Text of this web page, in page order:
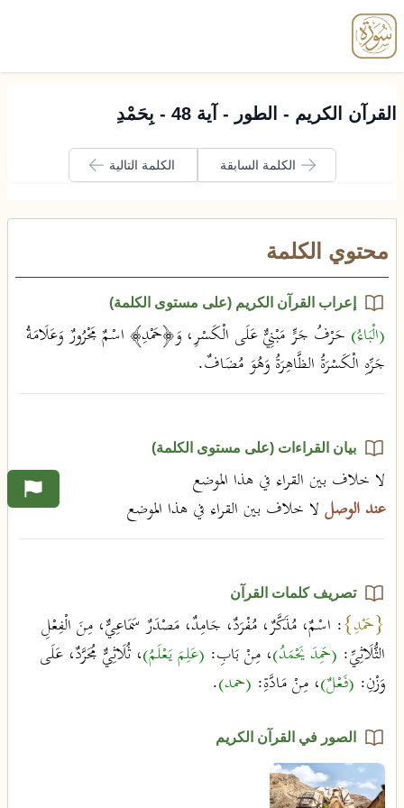
القرآن الكريم - الطور - آية 48 - بِحَمْدِ
الكلمة السابقة الكلمة التالية
محتوي الكلمة
إعراب القرآن الكريم (على مستوى الكلمة)
(الْبَاءُ) حَرْفُ جَرٍّ مَبْنِيٌّ عَلَى الْكَسْرِ، وَ﴿حَمْدِ﴾ اسْمٌ مَجْرُورٌ وَعَلَامَةُ
جَرِّهِ الْكَسْرَةُ الظَّاهِرَةُ وَهُوَ مُضَافٌ.
بيان القراءات (على مستوى الكلمة)
لا خلاف بين القراء في هذا الموضع
عند الوصللا خلاف بين القراء في هذا الموضع
تصريف كلمات القرآن
{حَمْدِ}: اسْمٌ، مُذَكَّرٌ، مُفْرَدٌ، جَامِدٌ، مَصْدَرٌ سَمَاعِيٌّ، مِنَ الْفِعْلِ
الثُّلَاثِيِّ: (حَمِدَ يَحْمَدُ)، مِنْ بَابِ: (عَلِمَ يَعْلَمُ)، ثُلَاثِيٌّ مُجَرَّدٌ، عَلَى
وَزْنِ: (فَعْلٌ)، مِنْ مَادَّةِ: (حمد).
الصور في القرآن الكريم